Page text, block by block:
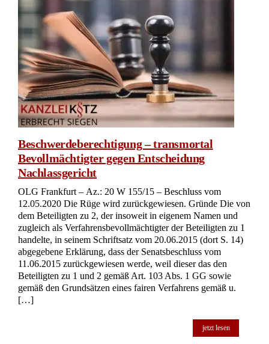
Beschwerdeberechtigung – transmortal
Bevollmächtigter gegen Entscheidung
Nachlassgericht
OLG Frankfurt – Az.: 20 W 155/15 – Beschluss vom
12.05.2020 Die Rüge wird zurückgewiesen. Gründe Die von
dem Beteiligten zu 2, der insoweit in eigenem Namen und
zugleich als Verfahrensbevollmächtigter der Beteiligten zu 1
handelte, in seinem Schriftsatz vom 20.06.2015 (dort S. 14)
abgegebene Erklärung, dass der Senatsbeschluss vom
11.06.2015 zurückgewiesen werde, weil dieser das den
Beteiligten zu 1 und 2 gemäß Art. 103 Abs. 1 GG sowie
gemäß den Grundsätzen eines fairen Verfahrens gemäß u.
[…]
jetzt lesen